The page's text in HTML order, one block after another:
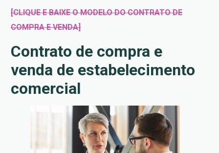
[CLIQUE E BAIXE O MODELO DO CONTRATO DE
COMPRA E VENDA]
Contrato de compra e
venda de estabelecimento
comercial